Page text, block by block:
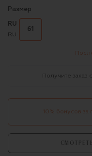
Размер
RU
RU
61
Получите заказ
10% бонусов